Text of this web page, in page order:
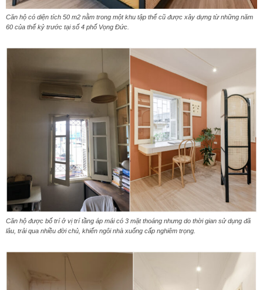
Căn hộ có diện tích 50 m2 nằm trong một khu tập thể cũ được xây dựng từ những năm
60 của thế kỷ trước tại số 4 phố Vọng Đức.
Căn hộ được bố trí ở vị trí tầng áp mái có 3 mặt thoáng nhưng do thời gian sử dụng đã
lâu, trải qua nhiều đời chủ, khiến ngôi nhà xuống cấp nghiêm trọng.